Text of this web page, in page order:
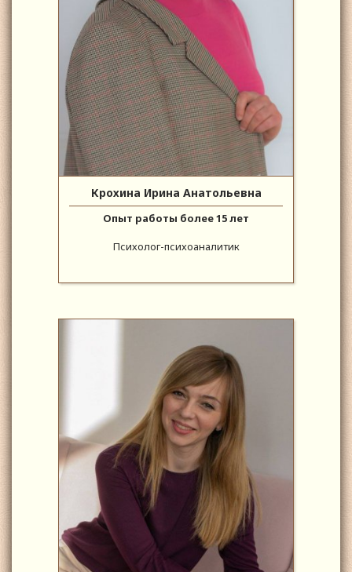
Крохина Ирина Анатольевна
Опыт работы более 15 лет
Психолог-психоаналитик